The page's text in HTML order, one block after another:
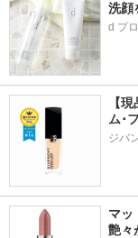
洗顔
d プ
【
ジバ
マッ
艶々